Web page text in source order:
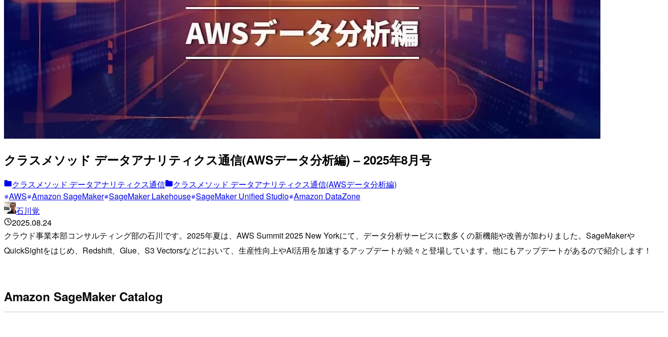
クラスメソッド データアナリティクス通信(AWSデータ分析編) – 2025年8月号
クラスメソッド データアナリティクス通信
クラスメソッド データアナリティクス通信(AWSデータ分析編)
AWS Amazon SageMaker SageMaker Lakehouse SageMaker Unified Studio Amazon DataZone
石川覚
2025.08.24
クラウド事業本部コンサルティング部の石川です。2025年夏は、AWS Summit 2025 New Yorkにて、データ分析サービスに数多くの新機能や改善が加わりました。SageMakerや
QuickSightをはじめ、Redshift、Glue、S3 Vectorsなどにおいて、生産性向上やAI活用を加速するアップデートが続々と登場しています。他にもアップデートがあるので紹介します！
Amazon SageMaker Catalog